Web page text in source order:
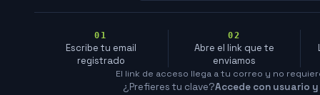
01
Escribe tu email
registrado
02
Abre el link que te
enviamos
El link de acceso llega a tu correo y no
¿Prefieres tu clave?Accede con usuario